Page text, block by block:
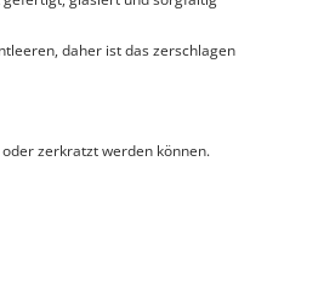
daher ist das zerschlagen
zerkratzt werden können.